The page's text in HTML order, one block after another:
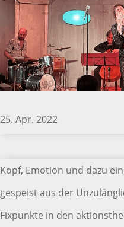
25. Apr. 2022
Kopf, Emotion und dazu
gespeist aus der
Fixpunkte in den